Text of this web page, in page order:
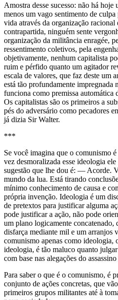
Amostra desse sucesso: não há
menos um vago sentimento de
vida através da organização
contrapartida, ninguém sente
organização da militância enragée,
ressentimento coletivos, pela
objetivamente, nenhum capitalista
ruim e pérfido quanto um agitador
escala de valores, que faz deste um
está tão profundamente impregnada
funciona como premissa automática
Os capitalistas são os primeiros a
pés do adversário como pecadores
já dizia Sir Walter.
***
Se você imagina que o comunismo
vez desmoralizada esse ideologia
sugestão que lhe dou é: — Acorde.
mundo da lua. Está tirando
mínimo conhecimento de causa e
própria invenção. Ideologia é um
de pretextos para justificar alguma
pode justificar a ação, não pode
um plano logicamente concatenado,
disfarça mediante mil e um arranjos
comunismo apenas como ideologia,
ideologia, é tão maluco quanto
com base nas alegações do
Para saber o que é o comunismo, é
conjunto de ações concretas, que
primeiros grupos militantes até à